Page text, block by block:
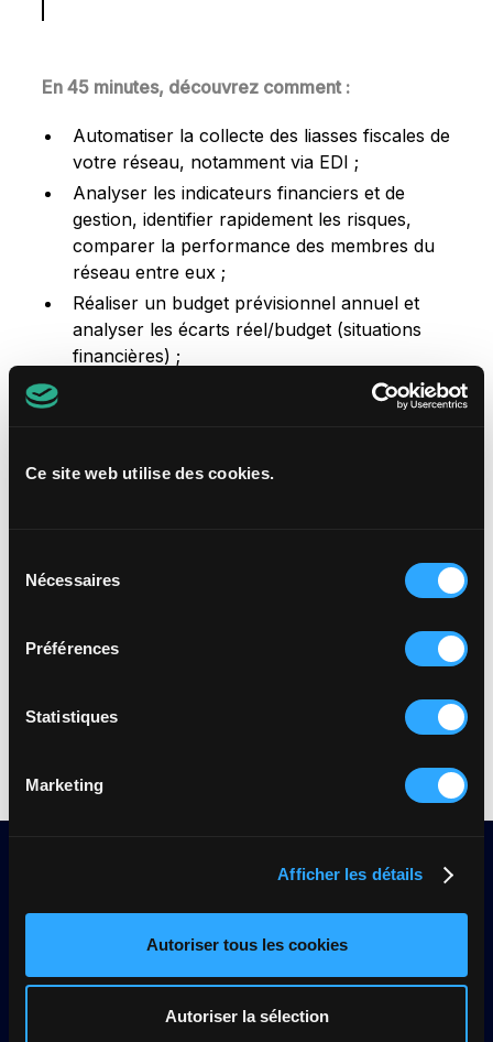
Ce site web utilise des cookies.
Nécessaires
Préférences
Statistiques
Marketing
Afficher les détails
Autoriser tous les cookies
Autoriser la sélection
En 45 minutes, découvrez comment :
Automatiser la collecte des liasses fiscales de
votre réseau, notamment via EDI ;
Analyser les indicateurs financiers et de
gestion, identifier rapidement les risques,
comparer la performance des membres du
réseau entre eux ;
Réaliser un budget prévisionnel annuel et
analyser les écarts réel/budget (situations
financières) ;
Obtenir un prévisionnel de trésorerie fiable ;
comptable, un Business Plan réaliste basé
Inscrivez-vous dès maintenant à nos prochains
fonctionnalités.